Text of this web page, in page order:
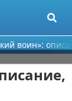
воин»: